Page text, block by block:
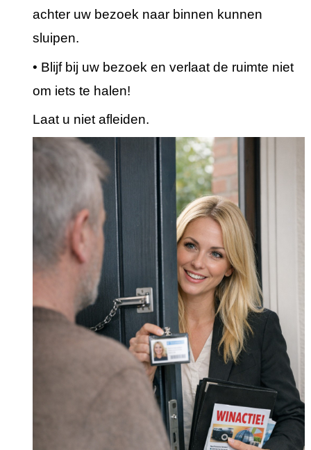
achter uw bezoek naar binnen kunnen
sluipen.
• Blijf bij uw bezoek en verlaat de ruimte niet
om iets te halen!
Laat u niet afleiden.